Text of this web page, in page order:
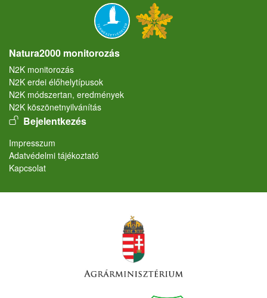
Natura2000 monitorozás
N2K monitorozás
N2K erdei élőhelytípusok
N2K módszertan, eredmények
N2K köszönetnyilvánítás
User account menu
Bejelentkezés
Lábléc
Impresszum
Adatvédelmi tájékoztató
Kapcsolat